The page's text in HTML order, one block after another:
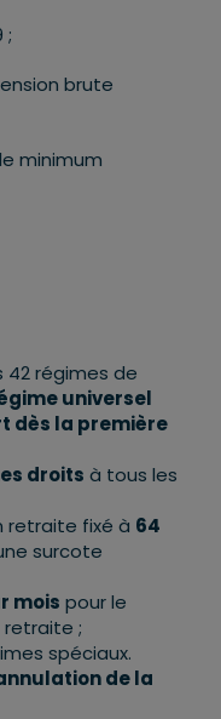
;
brute
minimum
42 régimes de
universel
dès la première
droits à tous les
retraite fixé à 64
surcote
mois pour le
;
spéciaux.
de la